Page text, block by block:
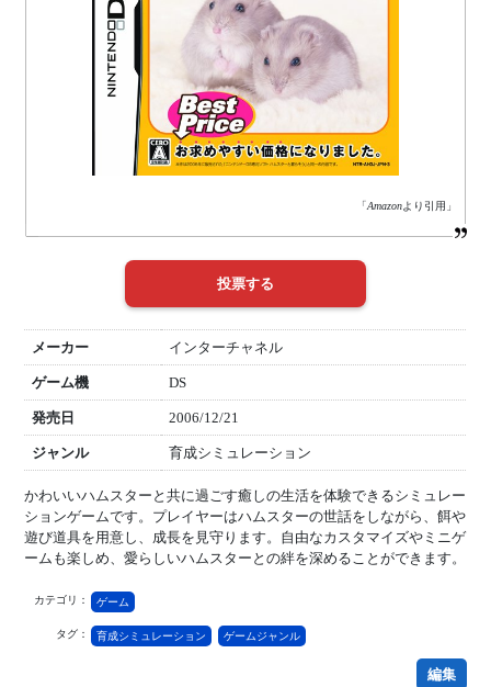
「Amazonより引用」
メーカー インターチャネル
ゲーム機 DS
発売日 2006/12/21
ジャンル 育成シミュレーション
かわいいハムスターと共に過ごす癒しの生活を体験できるシミュレー
ションゲームです。プレイヤーはハムスターの世話をしながら、餌や
遊び道具を用意し、成長を見守ります。自由なカスタマイズやミニゲ
ームも楽しめ、愛らしいハムスターとの絆を深めることができます。
カテゴリ： ゲーム
タグ： 育成シミュレーション ゲームジャンル
編集